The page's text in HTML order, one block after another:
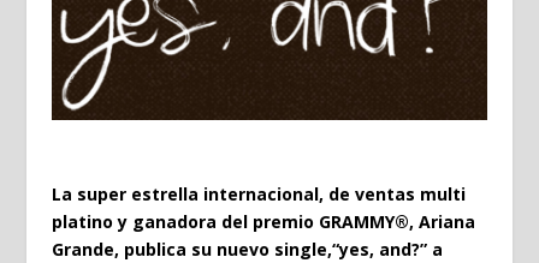
La super estrella internacional, de ventas multi
platino y ganadora del premio GRAMMY®, Ariana
Grande, publica su nuevo single,“yes, and?” a